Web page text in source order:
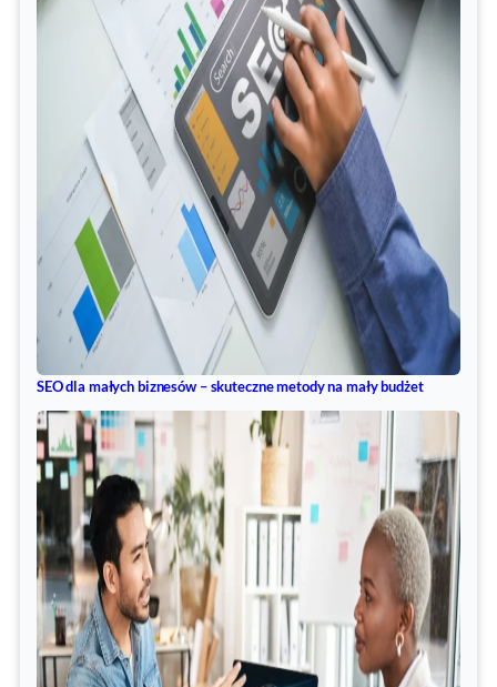
SEO dla małych biznesów – skuteczne metody na mały budżet